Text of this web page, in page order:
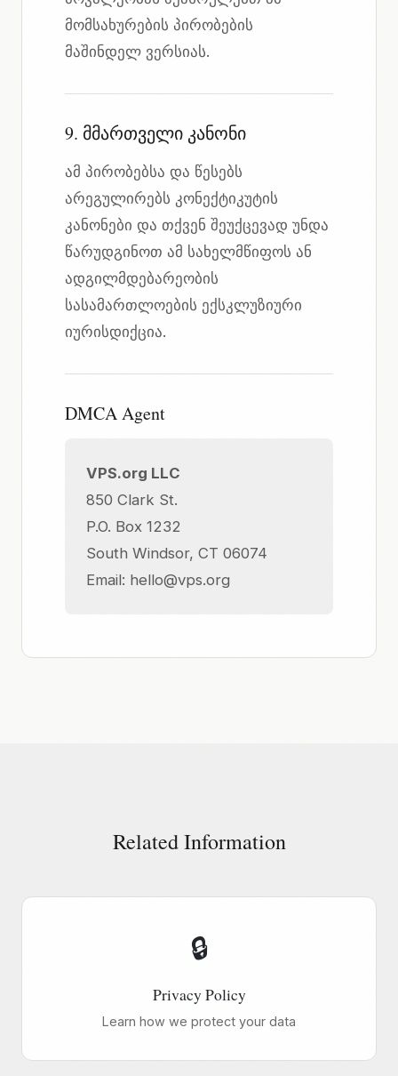
მომსახურების პირობების
მაშინდელ ვერსიას.
9. მმართველი კანონი
ამ პირობებსა და წესებს
არეგულირებს კონექტიკუტის
კანონები და თქვენ შეუქცევად უნდა
წარუდგინოთ ამ სახელმწიფოს ან
ადგილმდებარეობის
სასამართლოების ექსკლუზიური
იურისდიქცია.
DMCA Agent
VPS.org LLC
850 Clark St.
P.O. Box 1232
South Windsor, CT 06074
Email: hello@vps.org
Related Information
🔒
Privacy Policy
Learn how we protect your data